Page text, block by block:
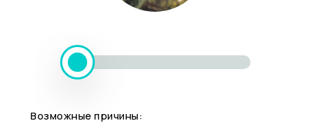
Возможные причины: